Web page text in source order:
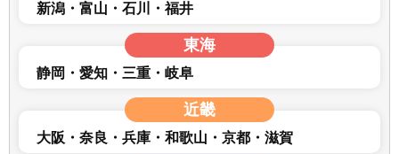
新潟 富山 石川 福井
東海
静岡 愛知 三重 岐阜
近畿
大阪 奈良 兵庫 和歌山 京都 滋賀